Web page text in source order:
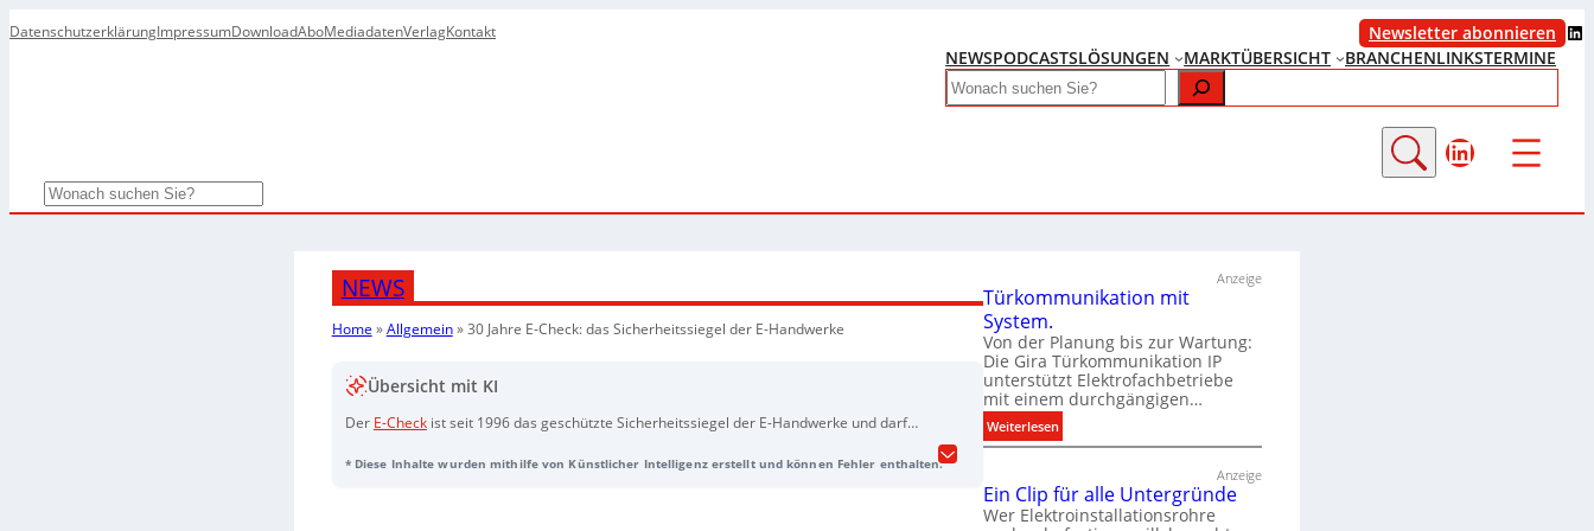
DatenschutzerklärungImpressumDownloadAboMediadatenVerlagKontakt Newsletter abonnieren LinkedIn
NEWSPODCASTSLÖSUNGEN MARKTÜBERSICHT BRANCHENLINKSTERMINE
Search
LinkedIn
Search
NEWS
Home »Allgemein»30 Jahre E-Check: das Sicherheitssiegel der E-Handwerke
Übersicht mit KI
Der E-Checkist seit 1996 das geschützte Sicherheitssiegel der E-Handwerke und darf
normgerechte, geprüfte elektrische Sicherheit in privaten und gewerblichen Gebäuden:
* Diese Inhalte wurden mithilfe von Künstlicher Intelligenz erstellt und können Fehler enthalten.
Anzeige
Türkommunikation mit
System.
Von der Planung bis zur Wartung:
Die Gira Türkommunikation IP
unterstützt Elektrofachbetriebe
mit einem durchgängigen…
Weiterlesen:
T
r
k
Anzeige
Ein Clip für alle Untergründe
Wer Elektroinstallationsrohre